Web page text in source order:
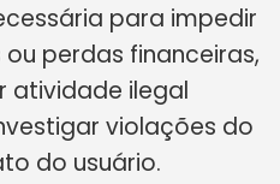
para impedir
perdas financeiras,
atividade ilegal
violações do
do usuário.